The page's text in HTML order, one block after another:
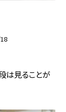
は見ることが